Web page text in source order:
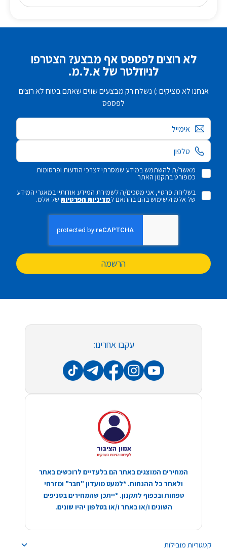
לא רוצים לפספס אף מבצע? הצטרפו
לניוזלטר של א.ל.מ.
אנחנו לא מציקים :) נשלח רק מבצעים שווים שאתם בטוח לא רוצים
לפספס
אימייל
מאשר/ת להשתמש במידע שמסרתי לצרכי הודעות ופרסומות
כמפורט בתקנון האתר
בשליחת פרטיי, אני מסכים/ה לשמירת המידע אודותיי במאגרי המידע
של אלמ ולשימוש בהם בהתאם למדיניות הפרטיותשל אלמ.
הרשמה
קטגוריות מובילות
עקבו אחרינו:
המחירים המוצגים באתר הם בלעדיים לרוכשים באתר
ולאחר כל ההנחות. *למעט מועדון "חבר" ומזרחי
טפחות ובכפוף לתקנון. *ייתכן שהמחירים בסניפים
השונים ו/או באתר ו/או בטלפון יהיו שונים.